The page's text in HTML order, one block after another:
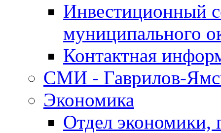
Инвестиционный
муниципального
Контактная
СМИ - Гаврилов-
Экономика
Отдел экономики,